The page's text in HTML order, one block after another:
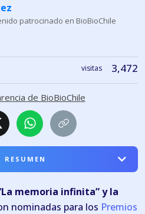
patrocinado en BioBioChile
visitas 3,472
de BioBioChile
RESUMEN
memoria infinita” y la
nominadas para los Premios